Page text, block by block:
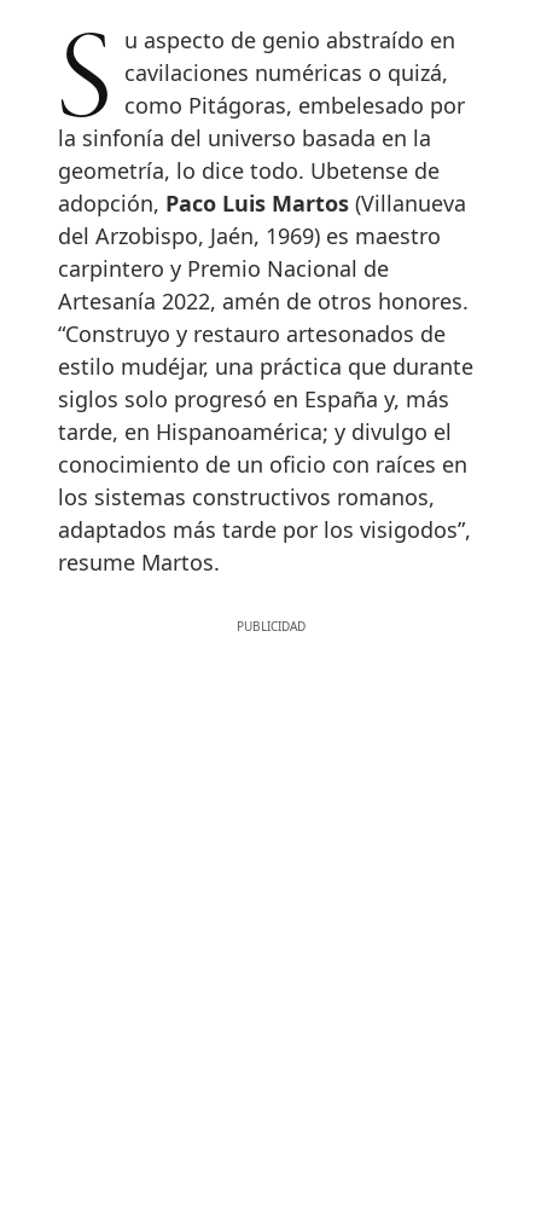
Su aspecto de genio abstraído en
cavilaciones numéricas o quizá,
como Pitágoras, embelesado por
la sinfonía del universo basada en la
geometría, lo dice todo. Ubetense de
adopción, Paco Luis Martos (Villanueva
del Arzobispo, Jaén, 1969) es maestro
carpintero y Premio Nacional de
Artesanía 2022, amén de otros honores.
“Construyo y restauro artesonados de
estilo mudéjar, una práctica que durante
siglos solo progresó en España y, más
tarde, en Hispanoamérica; y divulgo el
conocimiento de un oficio con raíces en
los sistemas constructivos romanos,
adaptados más tarde por los visigodos”,
resume Martos.